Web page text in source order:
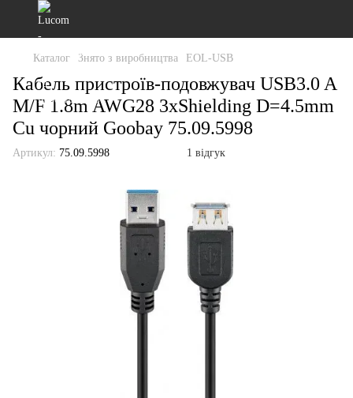
Каталог Знято з виробництва EOL-USB
Кабель пристроїв-подовжувач USB3.0 A
M/F 1.8m AWG28 3xShielding D=4.5mm
Cu чорний Goobay 75.09.5998
Артикул: 75.09.5998 1 відгук